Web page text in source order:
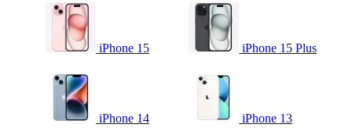
iPhone 15 iPhone 15 Plus
iPhone 14 iPhone 13